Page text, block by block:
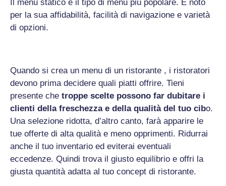
Il menu statico è il tipo di menu più popolare. È noto
per la sua affidabilità, facilità di navigazione e varietà
di opzioni.
Quando si crea un menu di un ristorante , i ristoratori
devono prima decidere quali piatti offrire. Tieni
presente che troppe scelte possono far dubitare i
clienti della freschezza e della qualità del tuo cibo.
Una selezione ridotta, d’altro canto, farà apparire le
tue offerte di alta qualità e meno opprimenti. Ridurrai
anche il tuo inventario ed eviterai eventuali
eccedenze. Quindi trova il giusto equilibrio e offri la
giusta quantità adatta al tuo concept di ristorante.